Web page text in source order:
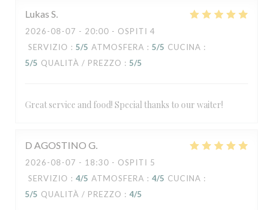
Lukas S
2026-08-07 - 20:00 - OSPITI 4
SERVIZIO : 5/5 ATMOSFERA : 5/5 CUCINA :
5/5 QUALITÀ / PREZZO : 5/5
Great service and food! Special thanks to our waiter!
D AGOSTINO G
2026-08-07 - 18:30 - OSPITI 5
SERVIZIO : 4/5 ATMOSFERA : 4/5 CUCINA :
5/5 QUALITÀ / PREZZO : 4/5